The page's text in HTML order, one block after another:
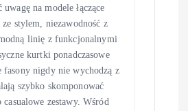
na modele łączące
stylem, niezawodność z
linię z funkcjonalnymi
kurtki ponadczasowe
fasony nigdy nie wychodzą z
szybko skomponować
zestawy. Wśród